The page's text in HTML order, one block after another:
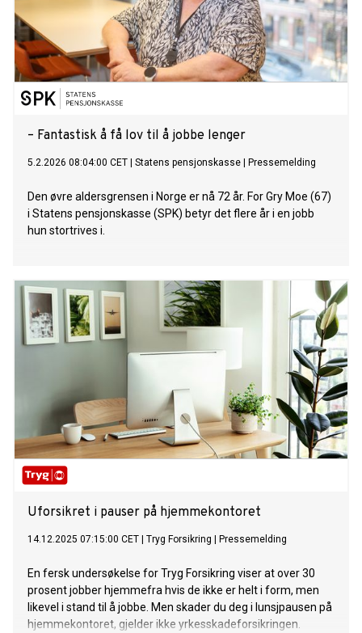
– Fantastisk å få lov til å jobbe lenger
5.2.2026 08:04:00 CET Statens pensjonskasse Pressemelding
Den øvre aldersgrensen i Norge er nå 72 år. For Gry Moe (67)
i Statens pensjonskasse (SPK) betyr det flere år i en jobb
hun stortrives i.
Uforsikret i pauser på hjemmekontoret
14.12.2025 07:15:00 CET Tryg Forsikring Pressemelding
En fersk undersøkelse for Tryg Forsikring viser at over 30
prosent jobber hjemmefra hvis de ikke er helt i form, men
likevel i stand til å jobbe. Men skader du deg i lunsjpausen på
hjemmekontoret, gjelder ikke yrkesskadeforsikringen.